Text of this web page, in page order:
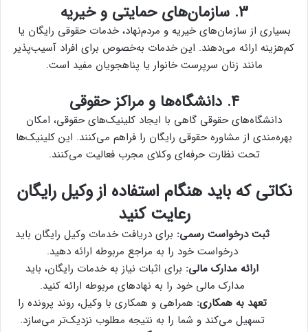
۳. سازمان‌های حمایتی و خیریه
بسیاری از سازمان‌های خیریه و مردم‌نهاد، خدمات حقوقی رایگان یا
کم‌هزینه ارائه می‌دهند. این خدمات به‌خصوص برای افراد آسیب‌پذیر
مانند زنان سرپرست خانوار یا پناهجویان مفید است.
۴. دانشگاه‌ها و مراکز حقوقی
دانشگاه‌های حقوقی گاهی با ایجاد کلینیک‌های حقوقی، امکان
بهره‌مندی از مشاوره حقوقی رایگان را فراهم می‌کنند. این کلینیک‌ها
تحت نظارت حرفه‌ای وکلای مجرب فعالیت می‌کنند.
نکاتی که باید هنگام استفاده از وکیل رایگان
رعایت کنید
ثبت درخواست رسمی: برای دریافت خدمات وکیل رایگان باید
درخواست خود را به مراجع مربوطه ارائه دهید.
ارائه مدارک مالی: برای اثبات نیاز به خدمات رایگان، باید
مدارک مالی خود را به نهادهای مربوطه ارائه کنید.
تعهد به همکاری: همراهی و همکاری با وکیل، روند پرونده را
تسهیل می‌کند و شما را به نتیجه مطلوب نزدیک‌تر می‌سازد.